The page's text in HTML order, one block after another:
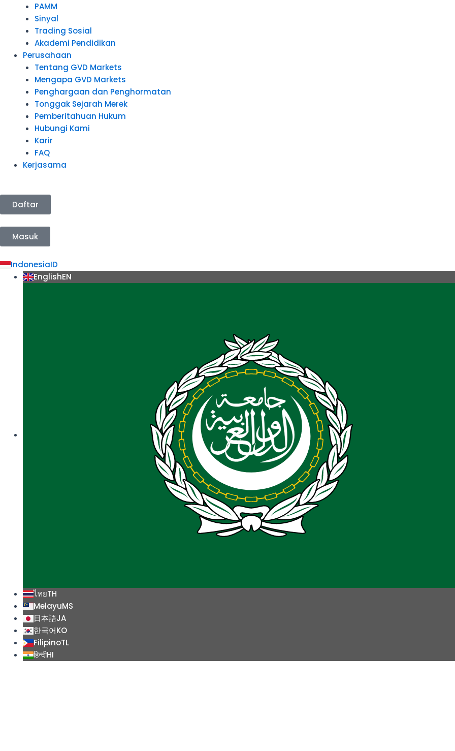
PAMM
Sinyal
Trading Sosial
Akademi Pendidikan
Perusahaan
Tentang GVD Markets
Mengapa GVD Markets
Penghargaan dan Penghormatan
Tonggak Sejarah Merek
Pemberitahuan Hukum
Hubungi Kami
Karir
FAQ
Kerjasama
Daftar
Masuk
IndonesiaID
EnglishEN
ไทยTH
MelayuMS
日本語JA
한국어KO
FilipinoTL
हिन्दीHI